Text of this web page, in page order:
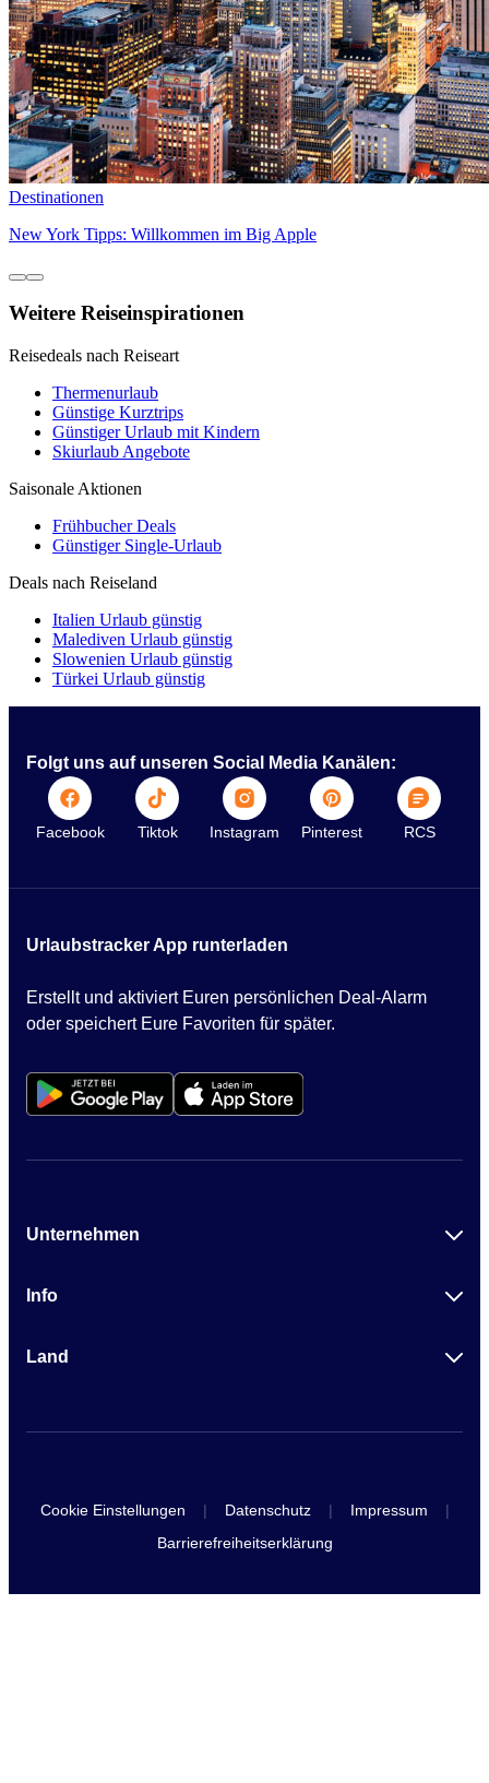
Destinationen
New York Tipps: Willkommen im Big Apple
Weitere Reiseinspirationen
Reisedeals nach Reiseart
Thermenurlaub
Günstige Kurztrips
Günstiger Urlaub mit Kindern
Skiurlaub Angebote
Saisonale Aktionen
Frühbucher Deals
Günstiger Single-Urlaub
Deals nach Reiseland
Italien Urlaub günstig
Malediven Urlaub günstig
Slowenien Urlaub günstig
Türkei Urlaub günstig